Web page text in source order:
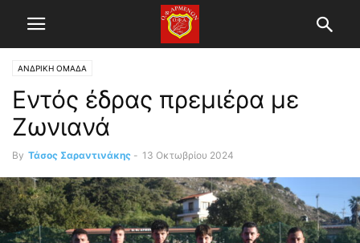
ΑΝΔΡΙΚΗ ΟΜΑΔΑ
Εντός έδρας πρεμιέρα με
Ζωνιανά
By Τάσος Σαραντινάκης - 13 Οκτωβρίου 2024